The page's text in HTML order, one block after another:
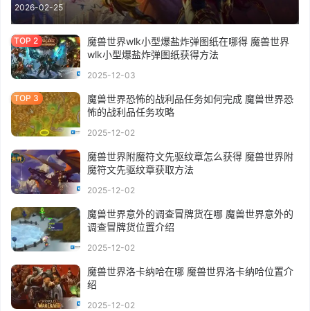
2026-02-25
魔兽世界wlk小型爆盐炸弹图纸在哪得 魔兽世界
wlk小型爆盐炸弹图纸获得方法
2025-12-03
魔兽世界恐怖的战利品任务如何完成 魔兽世界恐
怖的战利品任务攻略
2025-12-02
魔兽世界附魔符文先驱纹章怎么获得 魔兽世界附
魔符文先驱纹章获取方法
2025-12-02
魔兽世界意外的调查冒牌货在哪 魔兽世界意外的
调查冒牌货位置介绍
2025-12-02
魔兽世界洛卡纳哈在哪 魔兽世界洛卡纳哈位置介
绍
2025-12-02